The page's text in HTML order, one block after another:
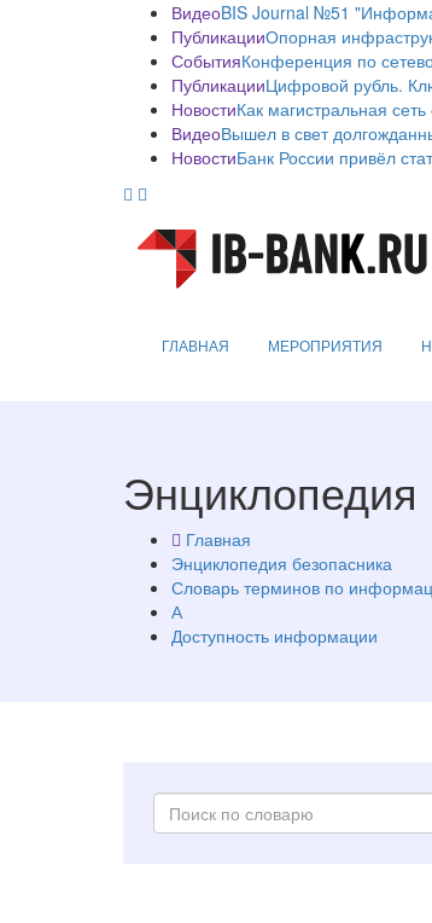
ВидеоBIS Journal №51
ПубликацииОпорная
СобытияКонференция по
ПубликацииЦифровой рубль.
НовостиКак магистральная
ВидеоВышел в свет
НовостиБанк России привёл
ГЛАВНАЯ МЕРОПРИЯТИЯ
Энциклопедия
Главная
Энциклопедия безопасника
Словарь терминов по
А
Доступность информации